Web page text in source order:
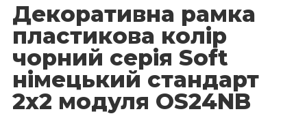
Декоративна рамка
пластикова колір
чорний серія Soft
німецький стандарт
2х2 модуля OS24NB